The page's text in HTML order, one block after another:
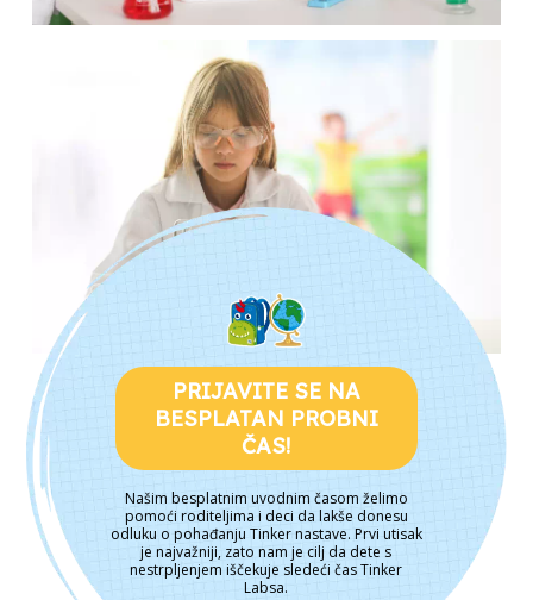
PRIJAVITE SE NA
BESPLATAN PROBNI
ČAS!
Našim besplatnim uvodnim časom želimo
pomoći roditeljima i deci da lakše donesu
odluku o pohađanju Tinker nastave. Prvi utisak
je najvažniji, zato nam je cilj da dete s
nestrpljenjem iščekuje sledeći čas Tinker
Labsa.